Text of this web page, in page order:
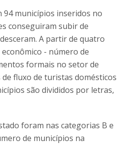
94 municípios inseridos no
conseguiram subir de
A partir de quatro
- número de
formais no setor de
fluxo de turistas domésticos
são divididos por letras,
foram nas categorias B e
de municípios na